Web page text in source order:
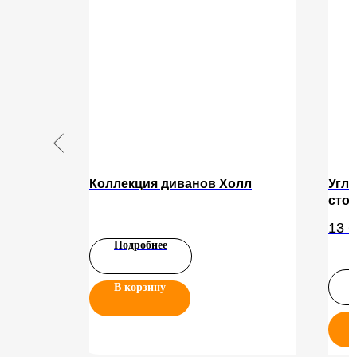
Коллекция диванов Холл
Подробнее
В корзину
13